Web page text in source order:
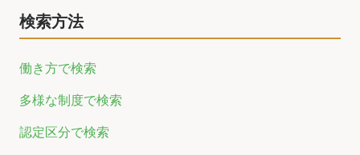
検索方法
働き方で検索
多様な制度で検索
認定区分で検索